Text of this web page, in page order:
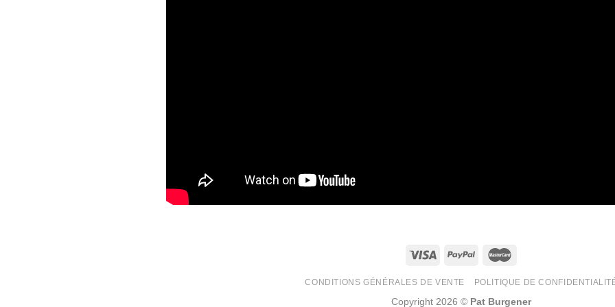
CONDITIONS GÉNÉRALES DE VENTE POLITIQUE DE
Copyright 2026 © Pat Burgener